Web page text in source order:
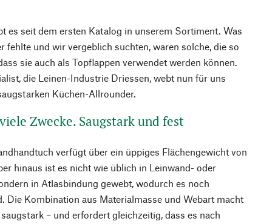
es seit dem ersten Katalog in unserem Sortiment. Was
fehlte und wir vergeblich suchten, waren solche, die so
sie auch als Topflappen verwendet werden können.
die Leinen-Industrie Driessen, webt nun für uns
Küchen-Allrounder.
Zwecke. Saugstark und fest
verfügt über ein üppiges Flächengewicht von
hinaus ist es nicht wie üblich in Leinwand- oder
in Atlasbindung gewebt, wodurch es noch
Die Kombination aus Materialmasse und Webart macht
– und erfordert gleichzeitig, dass es nach